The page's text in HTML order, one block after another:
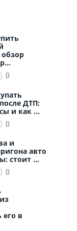
0
ДТП:
и как ...
0
и
авто
стоит ...
0
его в